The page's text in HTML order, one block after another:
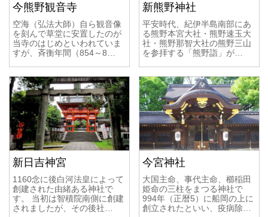
今熊野観音寺
空海（弘法大師）自ら観音像
を刻んで草堂に安置したのが
当寺のはじめといわれていま
すが、斉衡年間（854～8…
新熊野神社
平安時代、紀伊半島南部にあ
る熊野本宮大社・熊野速玉大
社・熊野那智大社の熊野三山
を参拝する「熊野詣」が…
新日吉神宮
1160念に後白河法皇によって
創建された由緒ある神社で
す。 当初は智積院南側に創建
されましたが、その後社…
今宮神社
大国主命、事代主命、櫛稲田
姫命の三柱をまつる神社で
994年（正暦5）に船岡の上に
創立されたといい、疫病除…